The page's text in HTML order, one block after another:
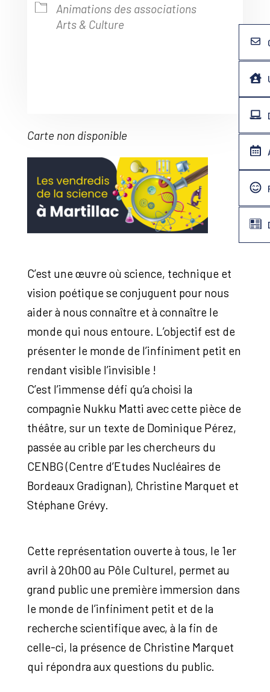
Animations des associations
Arts & Culture
Carte non disponible
C’est une œuvre où science, technique et
vision poétique se conjuguent pour nous
aider à nous connaître et à connaître le
monde qui nous entoure. L’objectif est de
présenter le monde de l’infiniment petit en
rendant visible l’invisible !
C’est l’immense défi qu’a choisi la
compagnie Nukku Matti avec cette pièce de
théâtre, sur un texte de Dominique Pérez,
passée au crible par les chercheurs du
CENBG (Centre d’Etudes Nucléaires de
Bordeaux Gradignan), Christine Marquet et
Stéphane Grévy.
Cette représentation ouverte à tous, le 1er
avril à 20h00 au Pôle Culturel, permet au
grand public une première immersion dans
le monde de l’infiniment petit et de la
recherche scientifique avec, à la fin de
celle-ci, la présence de Christine Marquet
qui répondra aux questions du public.